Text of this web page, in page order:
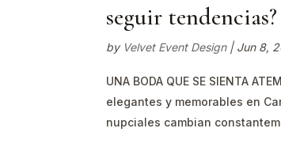
seguir tendencias?
by Velvet Event Design| Jun 8,
UNA BODA QUE SE SIENTA
elegantes y memorables en
nupciales cambian